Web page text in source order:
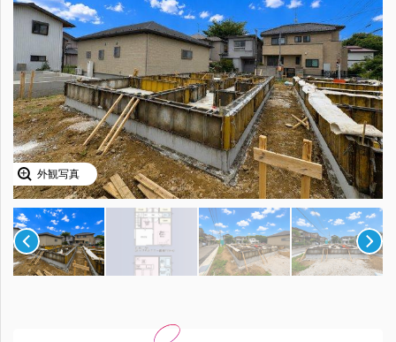
外観写真